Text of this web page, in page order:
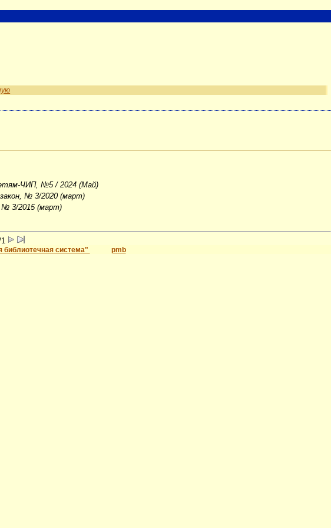
ЧИП, №5 / 2024 (Май)
№ 3/2020 (март)
№ 3/2015 (март)
система" pmb